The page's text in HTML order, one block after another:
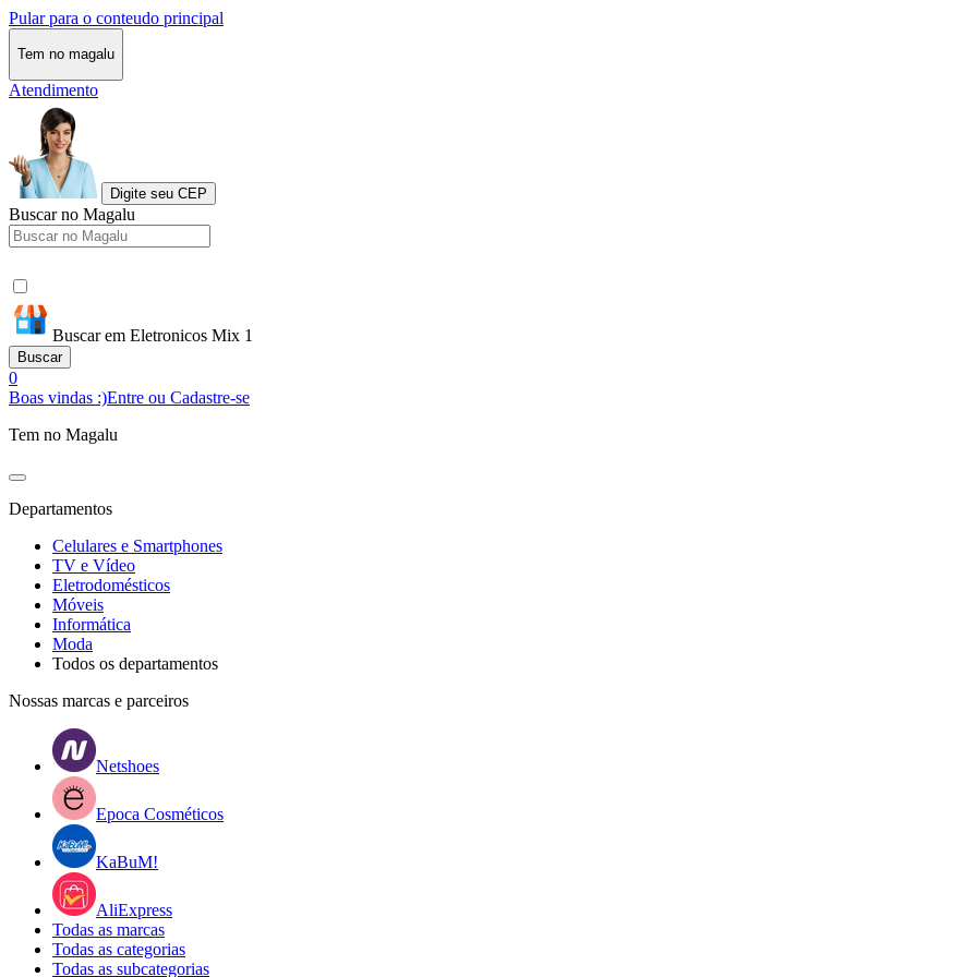
Pular para o conteudo principal
Tem no magalu
Atendimento
Digite seu CEP
Buscar no Magalu
Buscar em Eletronicos Mix 1
Buscar
0
Boas vindas :)Entre ou Cadastre-se
Tem no Magalu
Departamentos
Celulares e Smartphones
TV e Vídeo
Eletrodomésticos
Móveis
Informática
Moda
Todos os departamentos
Nossas marcas e parceiros
Netshoes
Epoca Cosméticos
KaBuM!
AliExpress
Todas as marcas
Todas as categorias
Todas as subcategorias